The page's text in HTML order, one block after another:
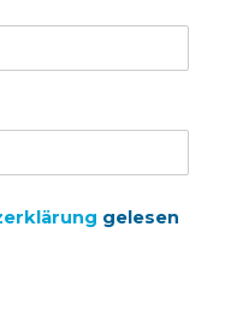
gelesen